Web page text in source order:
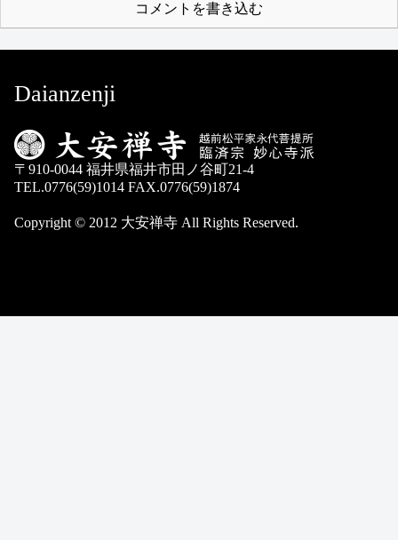
コメントを書き込む
Daianzenji
〒910-0044 福井県福井市田ノ谷町21-4
TEL.0776(59)1014 FAX.0776(59)1874
Copyright © 2012 大安禅寺 All Rights Reserved.